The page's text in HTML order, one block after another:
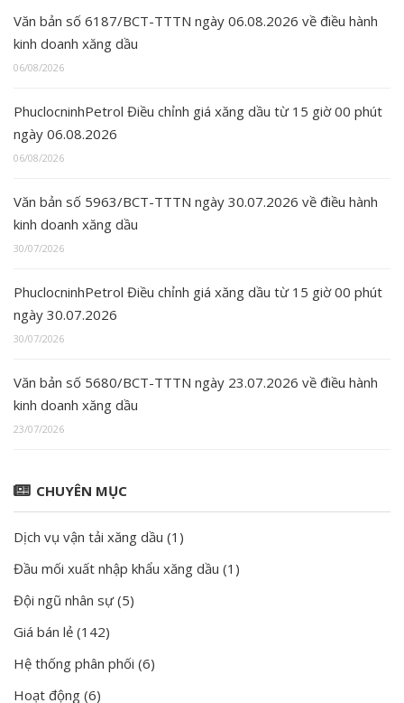
Văn bản số 6187/BCT-TTTN ngày 06.08.2026 về điều hành
kinh doanh xăng dầu
06/08/2026
PhuclocninhPetrol Điều chỉnh giá xăng dầu từ 15 giờ 00 phút
ngày 06.08.2026
06/08/2026
Văn bản số 5963/BCT-TTTN ngày 30.07.2026 về điều hành
kinh doanh xăng dầu
30/07/2026
PhuclocninhPetrol Điều chỉnh giá xăng dầu từ 15 giờ 00 phút
ngày 30.07.2026
30/07/2026
Văn bản số 5680/BCT-TTTN ngày 23.07.2026 về điều hành
kinh doanh xăng dầu
23/07/2026
CHUYÊN MỤC
Dịch vụ vận tải xăng dầu (1)
Đầu mối xuất nhập khẩu xăng dầu (1)
Đội ngũ nhân sự(5)
Giá bán lẻ (142)
Hệ thống phân phối (6)
Hoạt động (6)